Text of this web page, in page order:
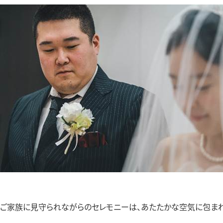
ご家族に見守られながらのセレモニーは、あたたかな空気に包ま